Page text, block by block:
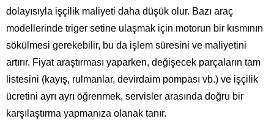
dolayısıyla işçilik maliyeti daha düşük olur. Bazı araç
modellerinde triger setine ulaşmak için motorun bir kısmının
sökülmesi gerekebilir, bu da işlem süresini ve maliyetini
artırır. Fiyat araştırması yaparken, değişecek parçaların tam
listesini (kayış, rulmanlar, devirdaim pompası vb.) ve işçilik
ücretini ayrı ayrı öğrenmek, servisler arasında doğru bir
karşılaştırma yapmanıza olanak tanır.